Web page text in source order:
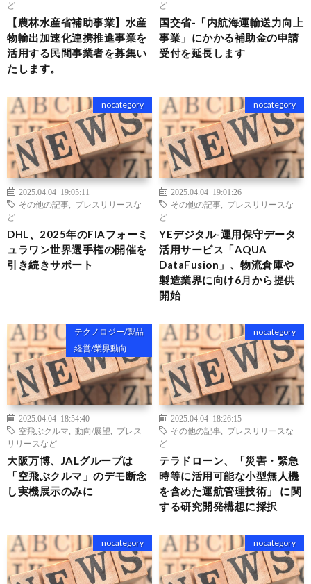
ど
【農林水産省補助事業】水産
物輸出加速化連携推進事業を
活用する民間事業者を募集い
たします。
ど
国交省-「内航海運輸送力向上
事業」にかかる補助金の申請
受付を延長します
nocategory
2025.04.04 19:05:11
その他の記事
プレスリリースな
ど
DHL、2025年のFIAフォーミ
ュラワン世界選手権の開催を
引き続きサポート
nocategory
2025.04.04 19:01:26
その他の記事
プレスリリースな
ど
YEデジタル-運用保守データ
活用サービス「AQUA
DataFusion」、物流倉庫や
製造業界に向け6月から提供
開始
テクノロジー/製品
経営/業界動向
2025.04.04 18:54:40
空飛ぶクルマ
動向/展望
プレス
リリースなど
大阪万博、JALグループは
「空飛ぶクルマ」のデモ断念
し実機展示のみに
nocategory
2025.04.04 18:26:15
その他の記事
プレスリリースな
ど
テラドローン、「災害・緊急
時等に活用可能な小型無人機
を含めた運航管理技術」 に関
する研究開発構想に採択
nocategory nocategory